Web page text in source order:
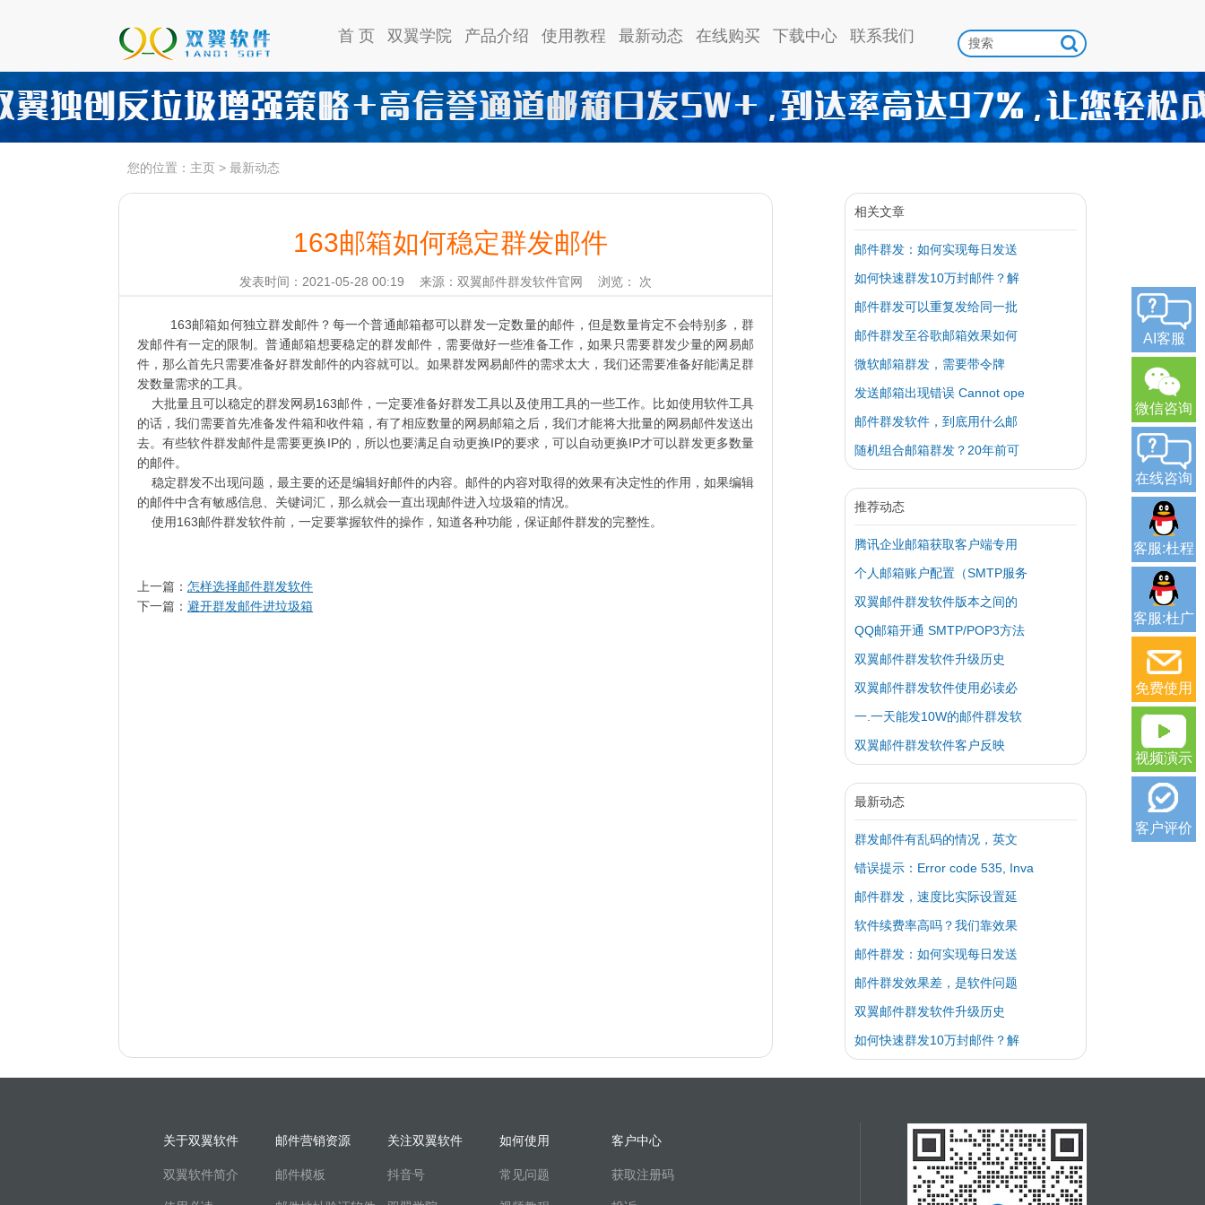
首 页 双翼学院 产品介绍 使用教程 最新动态 在线购买 下载中心 联系我们
您的位置： 主页 > 最新动态
163邮箱如何稳定群发邮件
发表时间：2021-05-28 00:19 来源：双翼邮件群发软件官网 浏览： 次
163邮箱如何独立群发邮件？每一个普通邮箱都可以群发一定数量的邮件，但是数量肯定不会特别多，群
发邮件有一定的限制。普通邮箱想要稳定的群发邮件，需要做好一些准备工作，如果只需要群发少量的网易邮
件，那么首先只需要准备好群发邮件的内容就可以。如果群发网易邮件的需求太大，我们还需要准备好能满足群
发数量需求的工具。
大批量且可以稳定的群发网易163邮件，一定要准备好群发工具以及使用工具的一些工作。比如使用软件工具
的话，我们需要首先准备发件箱和收件箱，有了相应数量的网易邮箱之后，我们才能将大批量的网易邮件发送出
去。有些软件群发邮件是需要更换IP的，所以也要满足自动更换IP的要求，可以自动更换IP才可以群发更多数量
的邮件。
稳定群发不出现问题，最主要的还是编辑好邮件的内容。邮件的内容对取得的效果有决定性的作用，如果编辑
的邮件中含有敏感信息、关键词汇，那么就会一直出现邮件进入垃圾箱的情况。
使用163邮件群发软件前，一定要掌握软件的操作，知道各种功能，保证邮件群发的完整性。
上一篇： 怎样选择邮件群发软件
下一篇： 避开群发邮件进垃圾箱
相关文章
邮件群发：如何实现每日发送
如何快速群发10万封邮件？解
邮件群发可以重复发给同一批
邮件群发至谷歌邮箱效果如何
微软邮箱群发，需要带令牌
发送邮箱出现错误 Cannot ope
邮件群发软件，到底用什么邮
随机组合邮箱群发？20年前可
推荐动态
腾讯企业邮箱获取客户端专用
个人邮箱账户配置（SMTP服务
双翼邮件群发软件版本之间的
QQ邮箱开通 SMTP/POP3方法
双翼邮件群发软件升级历史
双翼邮件群发软件使用必读必
一.一天能发10W的邮件群发软
双翼邮件群发软件客户反映
最新动态
群发邮件有乱码的情况，英文
错误提示：Error code 535, Inva
邮件群发，速度比实际设置延
软件续费率高吗？我们靠效果
邮件群发：如何实现每日发送
邮件群发效果差，是软件问题
双翼邮件群发软件升级历史
如何快速群发10万封邮件？解
关于双翼软件
双翼软件简介
邮件营销资源
邮件模板
关注双翼软件
抖音号
如何使用
常见问题
客户中心
获取注册码
AI客服
微信咨询
在线咨询
客服:杜程
客服:杜广
免费使用
视频演示
客户评价